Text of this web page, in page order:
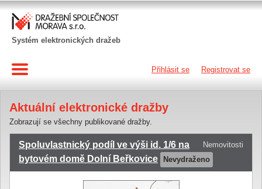
Systém elektronických dražeb
Přihlásit se Registrovat se
Aktuální elektronické dražby
Zobrazují se všechny publikované dražby.
Nemovitosti
Spoluvlastnický podíl ve výši id. 1/6 na
bytovém domě Dolní Beřkovice
Nevydraženo